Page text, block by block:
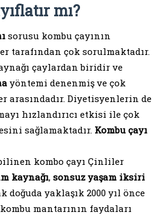
mı?
sorusu kombu çayının
tarafından çok sorulmaktadır.
çaylardan biridir ve
yöntemi denenmiş ve çok
arasındadır. Diyetisyenlerin de
hızlandırıcı etkisi ile çok
sağlamaktadır.Kombu çayı
kombo çayı Çinliler
kaynağı, sonsuz yaşam iksiri
doğuda yaklaşık 2000 yıl önce
mantarının faydaları